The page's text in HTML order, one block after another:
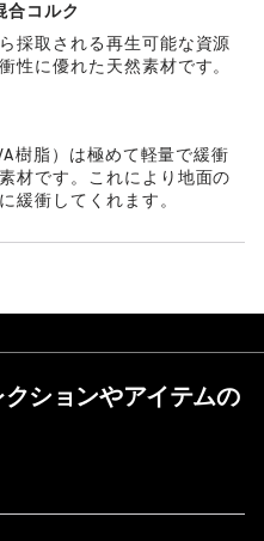
合コルク
採取される再生可能な資源
性に優れた天然素材です。
樹脂）は極めて軽量で緩衝
材です。これにより地面の
緩衝してくれます。
ションやアイテムの